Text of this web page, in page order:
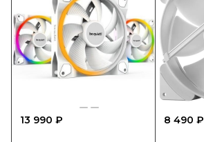
13 990 ₽ 8 490 ₽